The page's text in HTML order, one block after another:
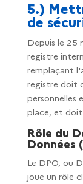
5.)
de
Depuis le 25
registre
remplaçant
registre doit
personnelles
place, et
Rôle du
Données
Le DPO, ou
joue un rôle